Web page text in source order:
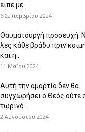
είπε με...
6 Σεπτεμβρίου 2024
Θαυματουργή προσευχή:
λες κάθε βράδυ πριν
και η...
11 Μαΐου 2024
Αυτή την αμαρτία δεν θα
συγχωρήσει ο Θεός ούτε
τωρινό...
2 Αυγούστου 2024